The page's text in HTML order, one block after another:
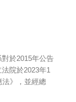
於2015年公告
院於2023年1
法》，並經總